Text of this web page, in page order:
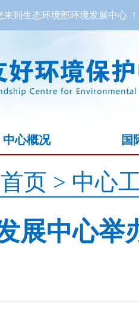
来到生态环境部环境发展中心 ！
中心概况 国
首页 > 中心
展中心举